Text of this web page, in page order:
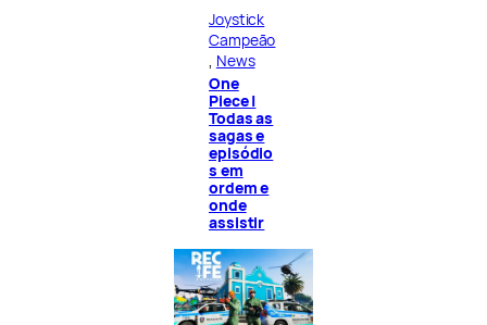
Joystick
Campeão
News
One
Piece |
Todas as
sagas e
episódio
s em
ordem e
onde
assistir